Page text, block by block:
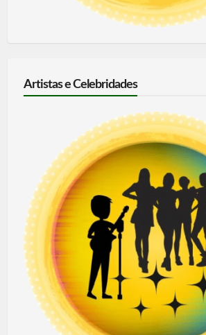
Artistas e Celebridades